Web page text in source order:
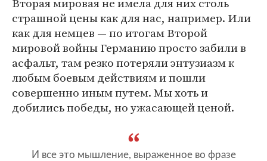
Вторая мировая не имела для них столь
страшной цены как для нас, например. Или
как для немцев — по итогам Второй
мировой войны Германию просто забили в
асфальт, там резко потеряли энтузиазм к
любым боевым действиям и пошли
совершенно иным путем. Мы хоть и
добились победы, но ужасающей ценой.
И все это мышление, выраженное во фразе